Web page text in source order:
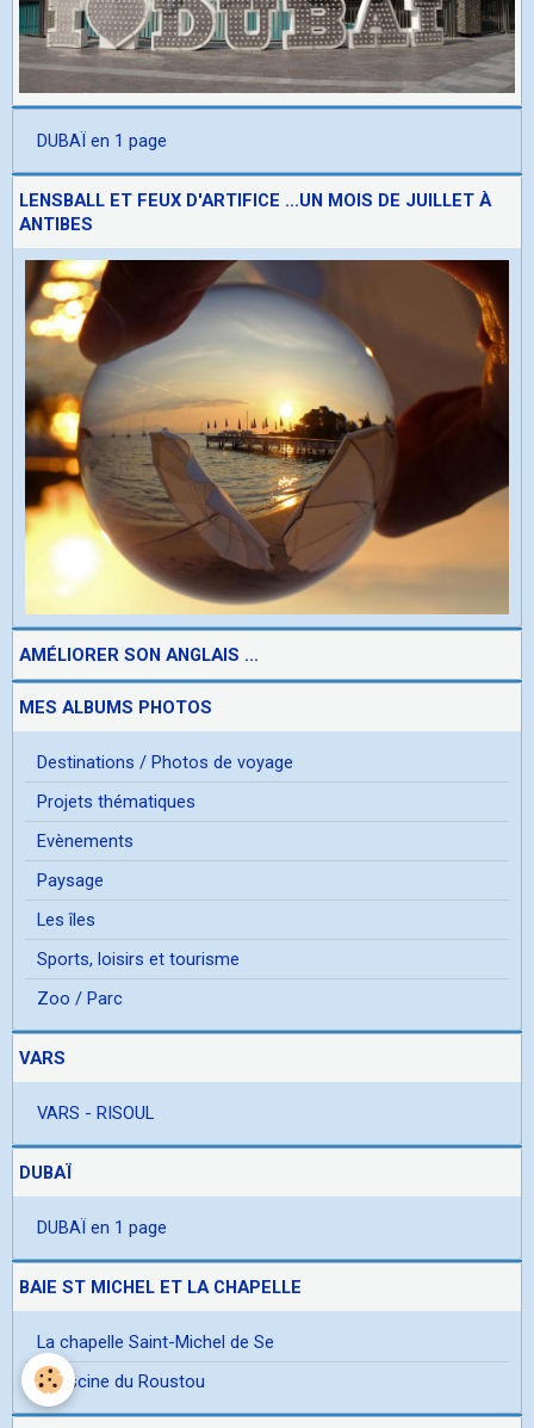
DUBAÏ en 1 page
LENSBALL ET FEUX D'ARTIFICE ...UN MOIS DE JUILLET À
ANTIBES
AMÉLIORER SON ANGLAIS ...
MES ALBUMS PHOTOS
Destinations / Photos de voyage
Projets thématiques
Evènements
Paysage
Les îles
Sports, loisirs et tourisme
Zoo / Parc
VARS
VARS - RISOUL
DUBAÏ
DUBAÏ en 1 page
BAIE ST MICHEL ET LA CHAPELLE
La chapelle Saint-Michel de Se
la piscine du Roustou